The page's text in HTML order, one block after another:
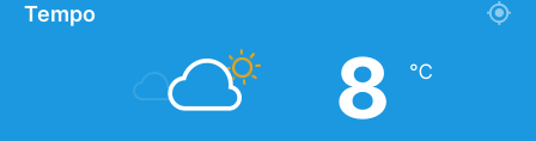
Tempo
8 ℃